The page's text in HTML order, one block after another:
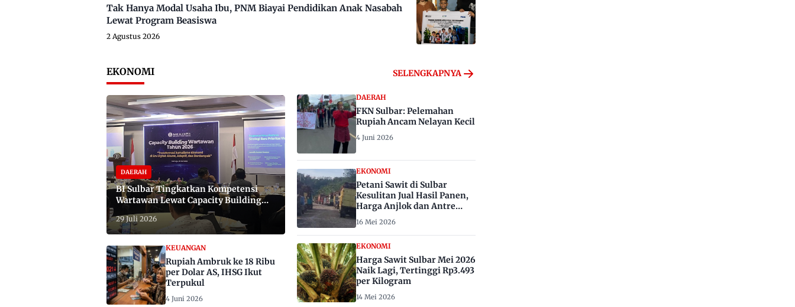
Tak Hanya Modal Usaha Ibu, PNM Biayai Pendidikan Anak Nasabah
Lewat Program Beasiswa
2 Agustus 2026
EKONOMI SELENGKAPNYA
DAERAH
BI Sulbar Tingkatkan Kompetensi
Wartawan Lewat Capacity Building
2026
29 Juli 2026
KEUANGAN
Rupiah Ambruk ke 18 Ribu
per Dolar AS, IHSG Ikut
Terpukul
4 Juni 2026
DAERAH
FKN Sulbar: Pelemahan
Rupiah Ancam Nelayan Kecil
4 Juni 2026
EKONOMI
Petani Sawit di Sulbar
Kesulitan Jual Hasil Panen,
Harga Anjlok dan Antre
Berhari-hari
16 Mei 2026
EKONOMI
Harga Sawit Sulbar Mei 2026
Naik Lagi, Tertinggi Rp3.493
per Kilogram
14 Mei 2026